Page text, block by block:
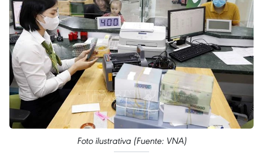
Foto ilustrativa (Fuente: VNA)